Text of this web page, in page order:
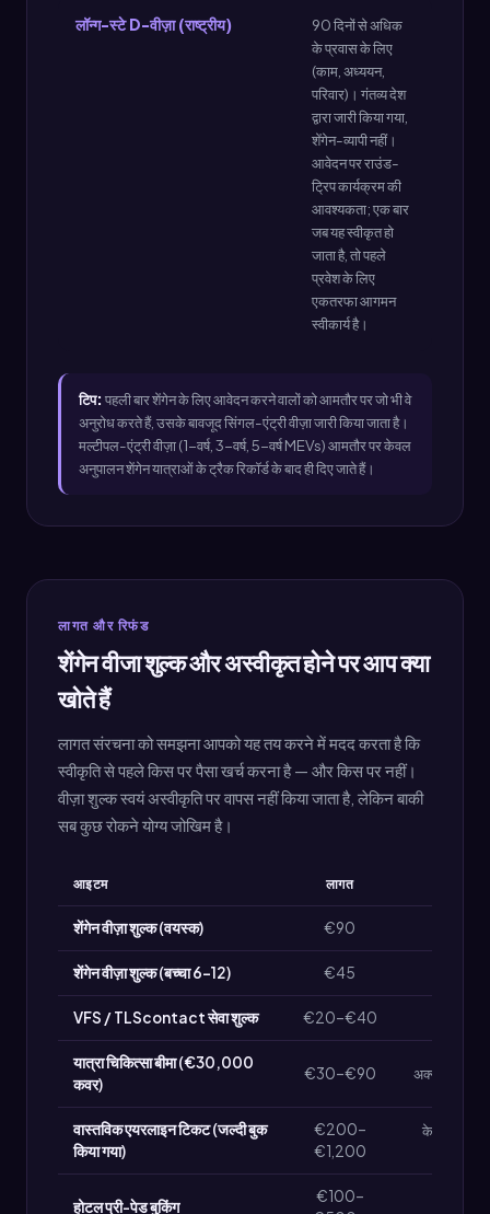
लॉन्ग-स्टे D-वीज़ा (राष्ट्रीय)
90 दिनों से अधिक
के प्रवास के लिए
(काम, अध्ययन,
परिवार)। गंतव्य देश
द्वारा जारी किया गया,
शेंगेन-व्यापी नहीं।
आवेदन पर राउंड-
ट्रिप कार्यक्रम की
आवश्यकता; एक बार
जब यह स्वीकृत हो
जाता है, तो पहले
प्रवेश के लिए
एकतरफा आगमन
स्वीकार्य है।
टिप: पहली बार शेंगेन के लिए आवेदन करने वालों को आमतौर पर जो भी वे
अनुरोध करते हैं, उसके बावजूद सिंगल-एंट्री वीज़ा जारी किया जाता है।
मल्टीपल-एंट्री वीज़ा (1-वर्ष, 3-वर्ष, 5-वर्ष MEVs) आमतौर पर केवल
अनुपालन शेंगेन यात्राओं के ट्रैक रिकॉर्ड के बाद ही दिए जाते हैं।
लागत और रिफंड
शेंगेन वीजा शुल्क और अस्वीकृत होने पर आप क्या
खोते हैं
लागत संरचना को समझना आपको यह तय करने में मदद करता है कि
स्वीकृति से पहले किस पर पैसा खर्च करना है — और किस पर नहीं।
वीज़ा शुल्क स्वयं अस्वीकृति पर वापस नहीं किया जाता है, लेकिन बाकी
सब कुछ रोकने योग्य जोखिम है।
आइटम लागत
शेंगेन वीज़ा शुल्क (वयस्क) €90
शेंगेन वीज़ा शुल्क (बच्चा 6–12) €45
VFS / TLScontact सेवा शुल्क €20–€40
यात्रा चिकित्सा बीमा (€30,000
कवर)
€30–€90 अक्सर
वास्तविक एयरलाइन टिकट (जल्दी बुक
किया गया)
€200–
€1,200
केवल यदि
होटल प्री-पेड बुकिंग
€100–